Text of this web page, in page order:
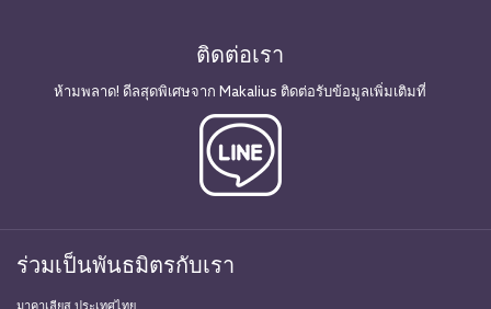
ติดต่อเรา
ห้ามพลาด! ดีลสุดพิเศษจาก Makalius ติดต่อรับข้อมูลเพิ่มเติมที่
ร่วมเป็นพันธมิตรกับเรา